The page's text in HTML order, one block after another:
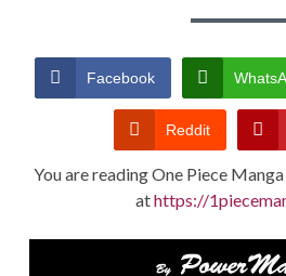
TERMS AND
CONDITIONSFacebook
Reddit
You are reading One Piece
athttps://